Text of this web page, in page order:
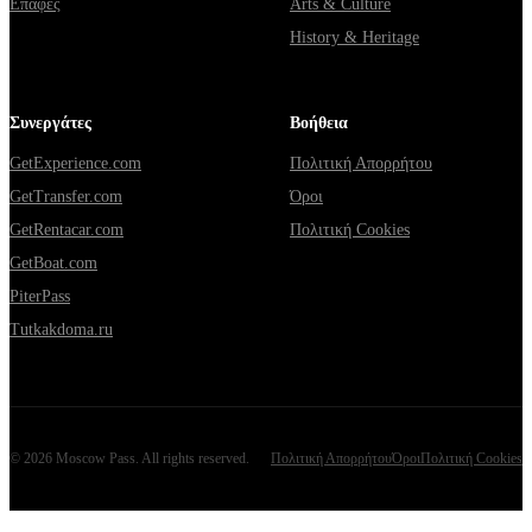
Επαφές
Arts & Culture
History & Heritage
Συνεργάτες
GetExperience.com
GetTransfer.com
GetRentacar.com
GetBoat.com
PiterPass
Tutkakdoma.ru
Βοήθεια
Πολιτική Απορρήτου
Όροι
Πολιτική Cookies
© 2026 Moscow Pass . All rights reserved. Πολιτική ΑπορρήτουΌροιΠολιτική Cookies